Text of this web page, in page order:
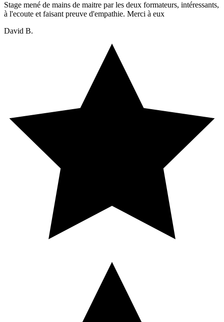
Stage mené de mains de maitre par les deux formateurs, intéressants,
à l'ecoute et faisant preuve d'empathie. Merci à eux
David B.